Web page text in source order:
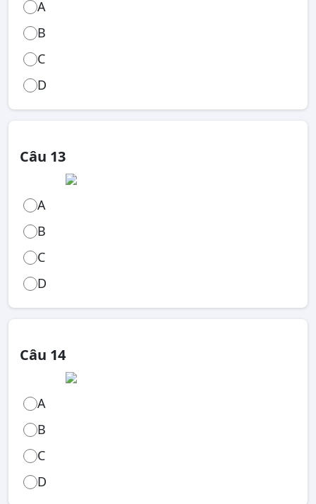
A
B
C
D
Câu 13
A
B
C
D
Câu 14
A
B
C
D